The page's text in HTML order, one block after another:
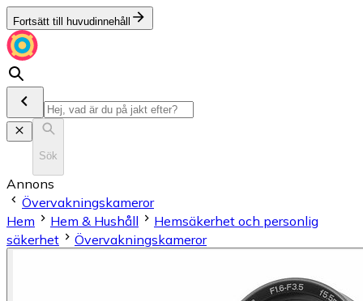
Fortsätt till huvudinnehåll
Sök
Annons
Övervakningskameror
Hem
Hem & Hushåll
Hemsäkerhet och personlig
säkerhet
Övervakningskameror